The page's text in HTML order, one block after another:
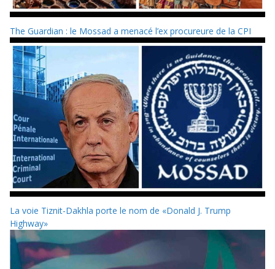
The Guardian : le Mossad a menacé l’ex procureure de la CPI
La voie Tiznit-Dakhla porte le nom de «Donald J. Trump
Highway»